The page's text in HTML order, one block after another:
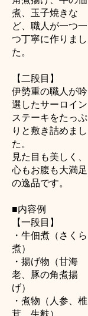
煮、玉子焼きな
ど、職人が一つ一
つ丁寧に作りまし
た。
【二段目】
伊勢重の職人が吟
選したサーロイン
ステーキをたっぷ
りと敷き詰めまし
た。
見た目も美しく、
心もお腹も大満足
の逸品です。
■内容例
【一段目】
・牛佃煮（さくら
煮）
・揚げ物（甘海
老、豚の角煮揚
げ）
・煮物（人参、椎